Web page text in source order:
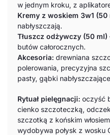
w jednym kroku, z
Kremy z woskiem 3w1 (50
nabłyszczają.
Tłuszcz odżywczy (50 ml)
butów całorocznych.
Akcesoria: drewniana
polerowania, precyzyjna
pasty, gąbki
Rytuał pielęgnacji: oczyść
cienko szczoteczką,
szczotką z końskim
wydobywa połysk z wosku